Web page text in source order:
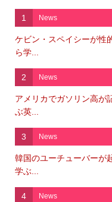
1 News
ケビン・スペイシーが性
ら学...
2 News
アメリカでガソリン高が
ぶ英...
3 News
韓国のユーチューバーが
学ぶ...
4 News